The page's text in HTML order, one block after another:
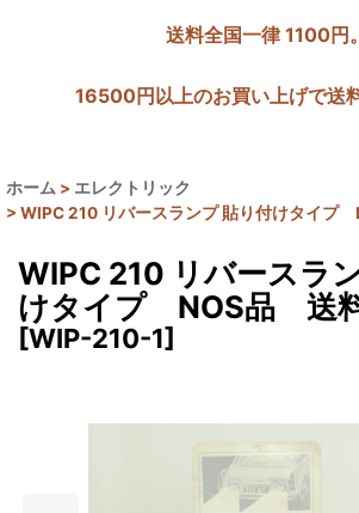
送料全国一律 1100円。
16500円以上のお買い上げで送
ホーム > エレクトリック
> WIPC 210 リバースランプ 貼り付けタイ
WIPC 210 リバースラ
けタイプ NOS品 送
[WIP-210-1]